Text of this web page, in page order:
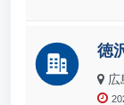
徳
広